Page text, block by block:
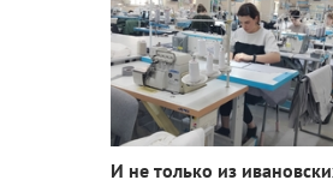
И не только из